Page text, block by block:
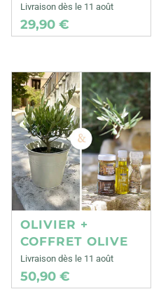
Livraison dès le 11 août
29,90 €
OLIVIER +
COFFRET OLIVE
Livraison dès le 11 août
50,90 €